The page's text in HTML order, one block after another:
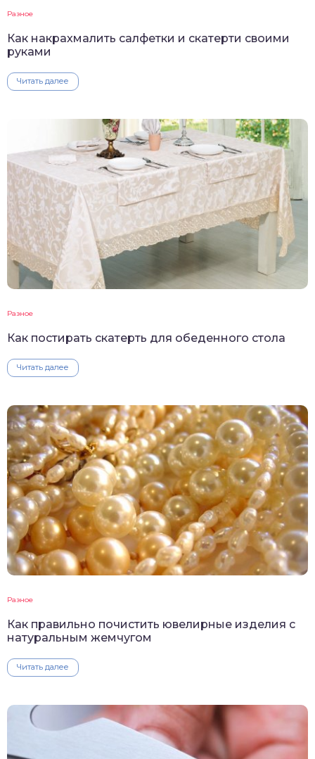
Разное
Как накрахмалить салфетки и скатерти своими
руками
Читать далее
Разное
Как постирать скатерть для обеденного стола
Читать далее
Разное
Как правильно почистить ювелирные изделия с
натуральным жемчугом
Читать далее